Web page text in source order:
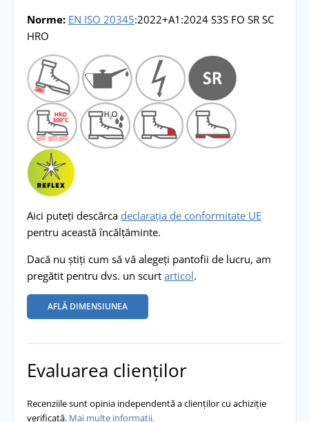
Norme: EN ISO 20345:2022+A1:2024 S3S FO SR SC
HRO
Aici puteți descărca declarația de conformitate UE
pentru această încălțăminte.
Dacă nu știți cum să vă alegeți pantofii de lucru, am
pregătit pentru dvs. un scurt articol.
AFLĂ DIMENSIUNEA
Evaluarea clienților
Recenziile sunt opinia independentă a clienților cu achiziție
verificată. Mai multe informații.